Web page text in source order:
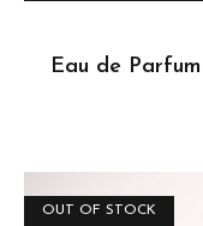
Eau de
OUT OF STOCK